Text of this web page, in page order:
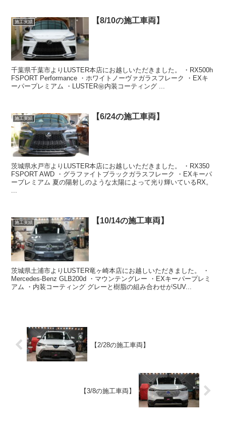
施工実績 【8/10の施工車両】
千葉県千葉市よりLUSTER本店にお越しいただきました。 ・RX500h
FSPORT Performance ・ホワイトノーヴァガラスフレーク ・EXキ
ーパープレミアム ・LUSTER㊙️内装コーティング ...
施工実績 【6/24の施工車両】
茨城県水戸市よりLUSTER本店にお越しいただきました。 ・RX350
FSPORT AWD ・グラファイトブラックガラスフレーク ・EXキーパ
ープレミアム 夏の陽射しのような太陽によって光り輝いているRX。
...
施工実績 【10/14の施工車両】
茨城県土浦市よりLUSTER竜ヶ崎本店にお越しいただきました。 ・
Mercedes-Benz GLB200d ・マウンテングレー ・EXキーパープレミ
アム ・内装コーティング グレーと樹脂の組み合わせがSUV...
【2/28の施工車両】
【3/8の施工車両】